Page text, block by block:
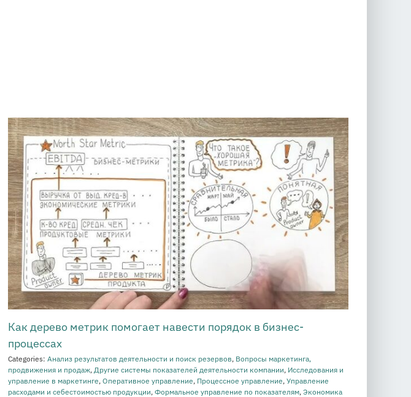
Как дерево метрик помогает навести порядок в бизнес-
процессах
Categories: Анализ результатов деятельности и поиск резервов, Вопросы маркетинга,
продвижения и продаж, Другие системы показателей деятельности компании, Исследования и
управление в маркетинге, Оперативное управление, Процессное управление, Управление
расходами и себестоимостью продукции, Формальное управление по показателям, Экономика